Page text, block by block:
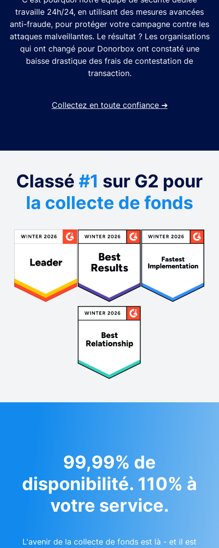
travaille 24h/24, en utilisant des mesures avancées
anti-fraude, pour protéger votre campagne contre les
attaques malveillantes. Le résultat ? Les organisations
qui ont changé pour Donorbox ont constaté une
baisse drastique des frais de contestation de
transaction.
Collectez en toute confiance ➔
Classé #1 sur G2 pour
la collecte de fonds
99,99% de
disponibilité. 110% à
votre service.
L'avenir de la collecte de fonds est là - et il est